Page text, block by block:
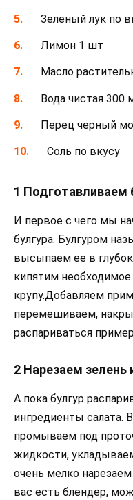
Зеленый лук по
Лимон 1 шт
Масло
Вода чистая 300
Перец черный
Соль по вкусу
1 Подготавливаем
И первое с чего мы
булгура. Булгуром
высыпаем ее в
кипятим
крупу.Добавляем
перемешиваем,
распариваться
2 Нарезаем
А пока булгур
ингредиенты салата.
промываем под
жидкости,
очень мелко
вас есть блендер,